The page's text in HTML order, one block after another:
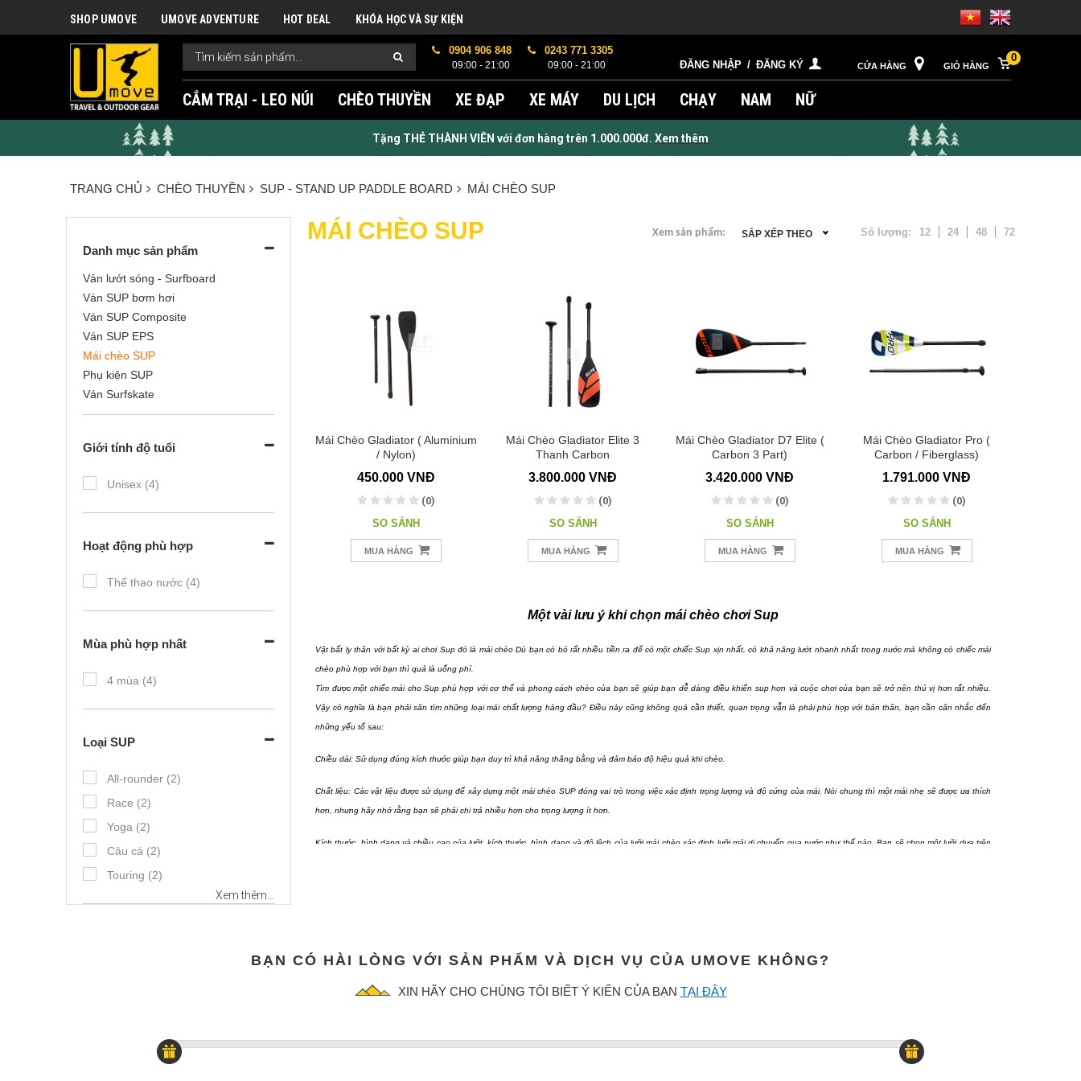
SHOP UMOVE UMOVE ADVENTURE HOT DEAL KHÓA HỌC VÀ SỰ KIỆN
0904 906 848
09:00 - 21:00
0243 771 3305
09:00 - 21:00 ĐĂNG NHẬP / ĐĂNG KÝ CỬA HÀNG GIỎ HÀNG
0
CẮM TRẠI - LEO NÚI CHÈO THUYỀN XE ĐẠP XE MÁY DU LỊCH CHẠY NAM NỮ
Tặng THẺ THÀNH VIÊN với đơn hàng trên 1.000.000đ. Xem thêm
TRANG CHỦ CHÈO THUYỀN SUP - STAND UP PADDLE BOARD MÁI CHÈO SUP
Danh mục sản phẩm
Ván lướt sóng - Surfboard
Ván SUP bơm hơi
Ván SUP Composite
Ván SUP EPS
Mái chèo SUP
Phụ kiện SUP
Ván Surfskate
Giới tính độ tuổi
Unisex (4)
Hoạt động phù hợp
Thể thao nước (4)
Mùa phù hợp nhất
4 mùa (4)
Loại SUP
All-rounder (2)
Race (2)
Yoga (2)
Câu cá (2)
Touring (2)
Xem thêm...
MÁI CHÈO SUP Số lượng: 12 24 48 72
Xem sản phẩm: SẮP XẾP THEO
Mái Chèo Gladiator ( Aluminium
/ Nylon)
450.000 VNĐ
(0)
SO SÁNH
MUA HÀNG
Mái Chèo Gladiator Elite 3
Thanh Carbon
3.800.000 VNĐ
(0)
SO SÁNH
MUA HÀNG
Mái Chèo Gladiator D7 Elite (
Carbon 3 Part)
3.420.000 VNĐ
(0)
SO SÁNH
MUA HÀNG
Mái Chèo Gladiator Pro (
Carbon / Fiberglass)
1.791.000 VNĐ
(0)
SO SÁNH
MUA HÀNG
Một vài lưu ý khi chọn mái chèo chơi Sup
Vật bất ly thân với bất kỳ ai chơi Sup đó là mái chèo Dù bạn có bỏ rất nhiều tiền ra để có một chiếc Sup xịn nhất, có khả năng lướt nhanh nhất trong nước mà không có chiếc mái
chèo phù hợp với bạn thì quả là uổng phí.
Tìm được một chiếc mái cho Sup phù hợp với cơ thể và phong cách chèo của bạn sẽ giúp bạn dễ dàng điều khiển sup hơn và cuộc chơi của bạn sẽ trở nên thú vị hơn rất nhiều.
Vậy có nghĩa là bạn phải săn tìm những loại mái chất lượng hàng đầu? Điều này cũng không quá cần thiết, quan trọng vẫn là phải phù hợp với bản thân, bạn cần cân nhắc đến
những yếu tố sau:
Chiều dài: Sử dụng đúng kích thước giúp bạn duy trì khả năng thăng bằng và đảm bảo độ hiệu quả khi chèo.
Chất liệu: Các vật liệu được sử dụng để xây dựng một mái chèo SUP đóng vai trò trong việc xác định trọng lượng và độ cứng của mái. Nói chung thì một mái nhẹ sẽ được ưa thích
hơn, nhưng hãy nhớ rằng bạn sẽ phải chi trả nhiều hơn cho trọng lượng ít hơn.
Kích thước, hình dạng và chiều cao của lưỡi: kích thước, hình dạng và độ lệch của lưỡi mái chèo xác định lưỡi mái di chuyển qua nước như thế nào. Bạn sẽ chọn một lưỡi dựa trên
không thoải mái để cố gắng chèo chiếc Sup của bạn lên phía trước
BẠN CÓ HÀI LÒNG VỚI SẢN PHẨM VÀ DỊCH VỤ CỦA UMOVE KHÔNG?
XIN HÃY CHO CHÚNG TÔI BIẾT Ý KIẾN CỦA BẠN TẠI ĐÂY